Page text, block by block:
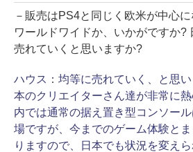
－販売はPS4と同じく欧米が中心
ワールドワイドか、いかがですか?
売れていくと思いますか?
ハウス： 均等に売れていく、と思
本のクリエイターさん達が非常に
内では通常の据え置き型コンソー
場ですが、今までのゲーム体験と
りますので、日本でも状況を変えら